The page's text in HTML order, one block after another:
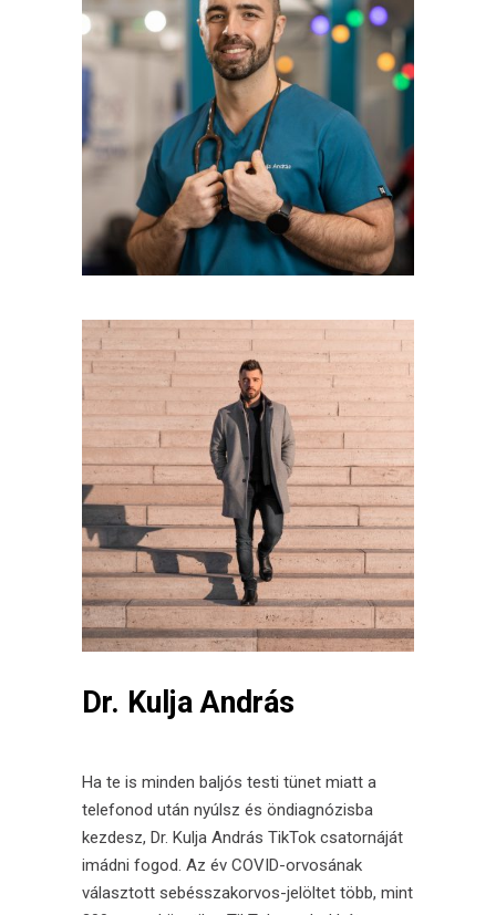
Dr. Kulja András
Ha te is minden baljós testi tünet miatt a
telefonod után nyúlsz és öndiagnózisba
kezdesz, Dr. Kulja András TikTok csatornáját
imádni fogod. Az év COVID-orvosának
választott sebésszakorvos-jelöltet több, mint